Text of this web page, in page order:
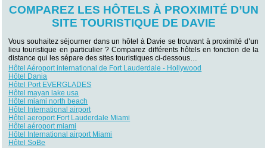
COMPAREZ LES HÔTELS À PROXIMITÉ D’UN
SITE TOURISTIQUE DE DAVIE
Vous souhaitez séjourner dans un hôtel à Davie se trouvant à proximité d’un
lieu touristique en particulier ? Comparez différents hôtels en fonction de la
distance qui les sépare des sites touristiques ci-dessous…
Hôtel Aéroport international de Fort Lauderdale - Hollywood
Hôtel Dania
Hôtel Port EVERGLADES
Hôtel mayan lake usa
Hôtel miami north beach
Hôtel International airport
Hôtel aeroport Fort Lauderdale Miami
Hôtel aéroport miami
Hôtel International airport Miami
Hôtel SoBe